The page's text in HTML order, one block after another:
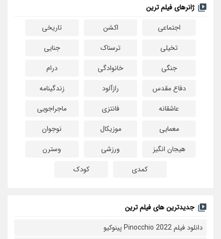
ژانرهای فیلم ترین
اجتماعی
اکشن
تاریخی
تخیلی
ترسناک
جنایی
جنگی
خانوادگی
درام
دفاع مقدس
رازآلود
زندگینامه
عاشقانه
فانتزی
ماجراجویی
معمایی
موزیکال
نوجوان
هیجان انگیز
ورزشی
وسترن
کمدی
کودک
جدیدترین های فیلم ترین
دانلود فیلم Pinocchio 2022 پینوکیو